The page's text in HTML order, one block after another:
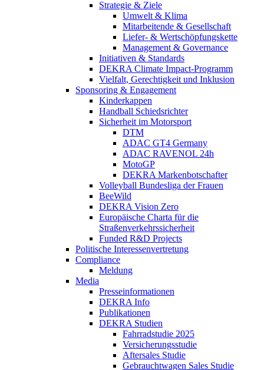
Strategie & Ziele
Umwelt & Klima
Mitarbeitende & Gesellschaft
Liefer- & Wertschöpfungskette
Management & Governance
Initiativen & Standards
DEKRA Climate Impact-Programm
Vielfalt, Gerechtigkeit und Inklusion​
Sponsoring & Engagement
Kinderkappen
Handball Schiedsrichter
Sicherheit im Motorsport
DTM
ADAC GT4 Germany
ADAC RAVENOL 24h
MotoGP
DEKRA Markenbotschafter
Volleyball Bundesliga der Frauen
BeeWild
DEKRA Vision Zero
Europäische Charta für die
Straßenverkehrssicherheit
Funded R&D Projects
Politische Interessenvertretung
Compliance
Meldung
Media
Presseinformationen
DEKRA Info
Publikationen
DEKRA Studien
Fahrradstudie 2025
Versicherungsstudie
Aftersales Studie
Gebrauchtwagen Sales Studie